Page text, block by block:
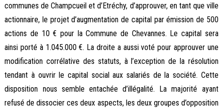
communes de Champcueil et d’Etréchy, d’approuver, en tant que ville
actionnaire, le projet d’augmentation de capital par émission de 500
actions de 10 € pour la Commune de Chevannes. Le capital sera
ainsi porté à 1.045.000 €. La droite a aussi voté pour approuver une
modification corrélative des statuts, à l’exception de la résolution
tendant à ouvrir le capital social aux salariés de la société. Cette
disposition nous semble entachée d’illégalité. La majorité ayant
refusé de dissocier ces deux aspects, les deux groupes d’opposition